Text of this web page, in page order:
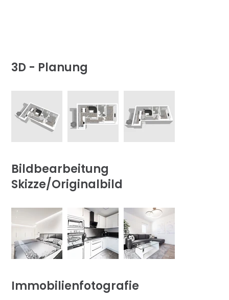
3D - Planung
Immobilienfotografie
Bildbearbeitung
Skizze/Originalbild